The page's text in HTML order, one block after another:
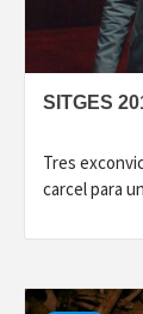
SITGES
Tres
carcel para